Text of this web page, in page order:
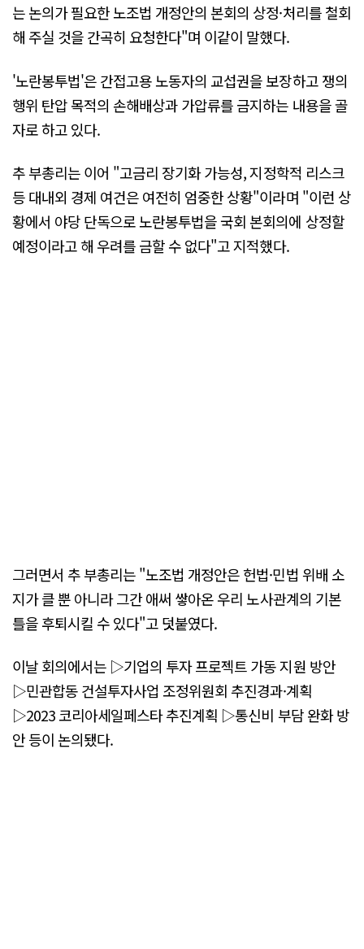
는 논의가 필요한 노조법 개정안의 본회의 상정·처리를 철회
해 주실 것을 간곡히 요청한다"며 이같이 말했다.
'노란봉투법'은 간접고용 노동자의 교섭권을 보장하고 쟁의
행위 탄압 목적의 손해배상과 가압류를 금지하는 내용을 골
자로 하고 있다.
추 부총리는 이어 "고금리 장기화 가능성, 지정학적 리스크
등 대내외 경제 여건은 여전히 엄중한 상황"이라며 "이런 상
황에서 야당 단독으로 노란봉투법을 국회 본회의에 상정할
예정이라고 해 우려를 금할 수 없다"고 지적했다.
그러면서 추 부총리는 "노조법 개정안은 헌법·민법 위배 소
지가 클 뿐 아니라 그간 애써 쌓아온 우리 노사관계의 기본
틀을 후퇴시킬 수 있다"고 덧붙였다.
이날 회의에서는 ▷기업의 투자 프로젝트 가동 지원 방안
▷민관합동 건설투자사업 조정위원회 추진경과·계획
▷2023 코리아세일페스타 추진계획 ▷통신비 부담 완화 방
안 등이 논의됐다.